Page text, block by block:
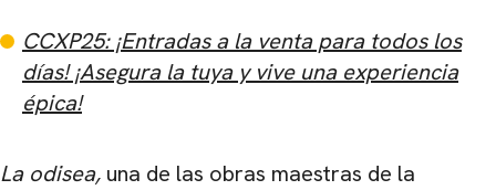
CCXP25: ¡Entradas a la venta para todos los
días! ¡Asegura la tuya y vive una experiencia
épica!
La odisea, una de las obras maestras de la